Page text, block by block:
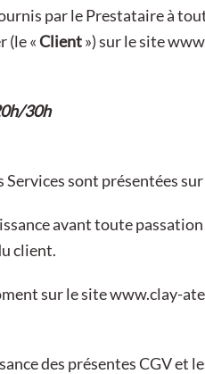
par le Prestataire à
(le «Client») sur le site
30h
sont présentées
avant toute passation
client.
sur le sitewww.clay-
des présentes CGV et